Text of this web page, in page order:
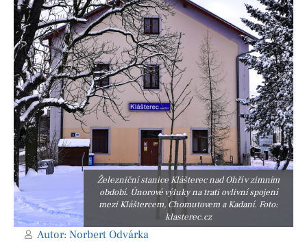
Železniční stanice Klášterec nad Ohří v zimním
období. Únorové výluky na trati ovlivní spojení
mezi Kláštercem, Chomutovem a Kadaní. Foto:
klasterec.cz
Autor: Norbert Odvárka